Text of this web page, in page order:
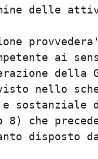
al termine
previsto
e
al
quanto